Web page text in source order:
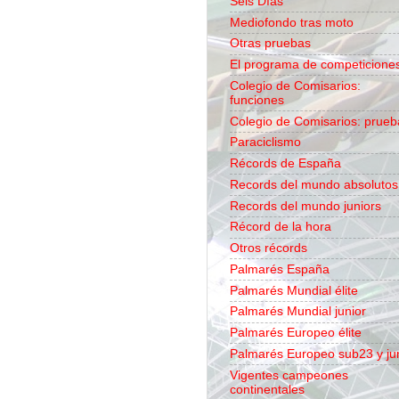
Mediofondo tras moto
Otras pruebas
El programa de
Colegio de Comisarios:
funciones
Colegio de Comisarios:
Paraciclismo
Récords de España
Records del mundo absolutos
Records del mundo juniors
Récord de la hora
Otros récords
Palmarés España
Palmarés Mundial élite
Palmarés Mundial junior
Palmarés Europeo élite
Palmarés Europeo sub23 y
Vigentes campeones
continentales